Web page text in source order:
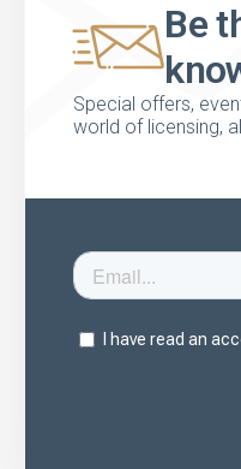
Be
Special offers,
world of licensing,